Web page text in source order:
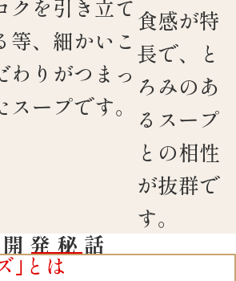
クを引き立て
等、細かいこ
わりがつまっ
スープです。
食感が特
長で、と
ろみのあ
るスープ
との相性
が抜群で
す。
開発秘話
｣とは